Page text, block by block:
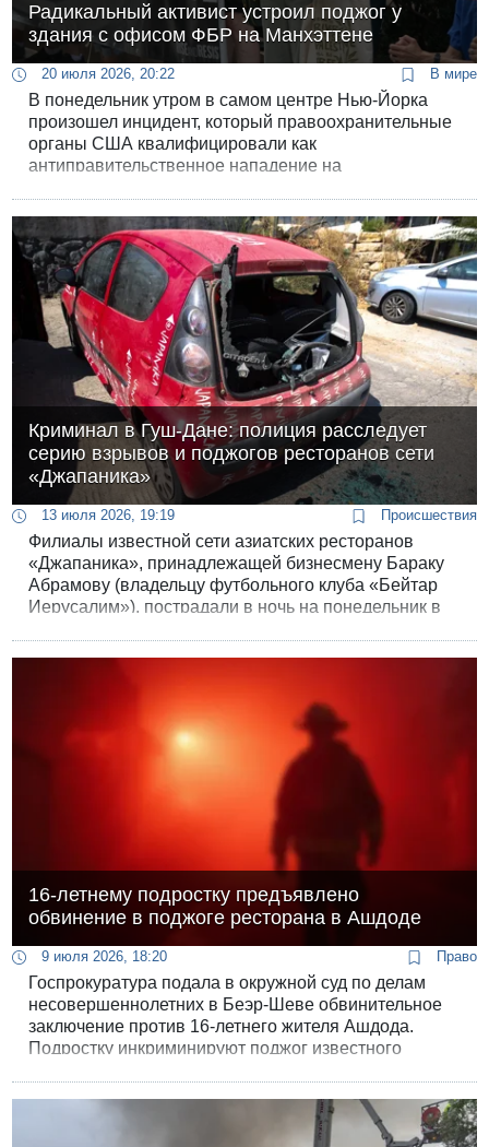
Радикальный активист устроил поджог у
здания с офисом ФБР на Манхэттене
20 июля 2026, 20:22 В мире
В понедельник утром в самом центре Нью-Йорка
произошел инцидент, который правоохранительные
органы США квалифицировали как
антиправительственное нападение на
комплекса на Федерал-Плаза.
Криминал в Гуш-Дане: полиция расследует
серию взрывов и поджогов ресторанов сети
«Джапаника»
13 июля 2026, 19:19 Происшествия
Филиалы известной сети азиатских ресторанов
«Джапаника», принадлежащей бизнесмену Бараку
Абрамову (владельцу футбольного клуба «Бейтар
Иерусалим»), пострадали в ночь на понедельник в
16-летнему подростку предъявлено
обвинение в поджоге ресторана в Aшдоде
9 июля 2026, 18:20 Право
Госпрокуратура подала в окружной суд по делам
несовершеннолетних в Беэр-Шеве обвинительное
заключение против 16-летнего жителя Ашдода.
Подростку инкриминируют поджог известного
предприятия. Нападение, совершенное в прошлом
месяце, нанесло заведению серьезный